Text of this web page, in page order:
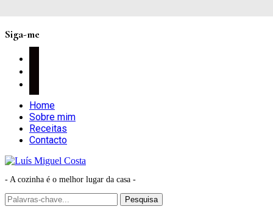
Siga-me
Home
Sobre mim
Receitas
Contacto
- A cozinha é o melhor lugar da casa -